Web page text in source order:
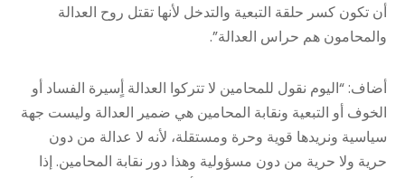
أن تكون كسر حلقة التبعية والتدخل لأنها تقتل روح العدالة
والمحامون هم حراس العدالة”.
أضاف: “اليوم نقول للمحامين لا تتركوا العدالة أٍسيرة الفساد أو
الخوف أو التبعية ونقابة المحامين هي ضمير العدالة وليست جهة
سياسية ونريدها قوية وحرة ومستقلة، لأنه لا عدالة من دون
حرية ولا حرية من دون مسؤولية وهذا دور نقابة المحامين. إذا